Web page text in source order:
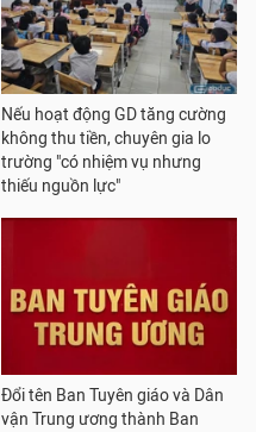
Nếu hoạt động GD tăng cường
không thu tiền, chuyên gia lo
trường "có nhiệm vụ nhưng
thiếu nguồn lực"
Đổi tên Ban Tuyên giáo và Dân
vận Trung ương thành Ban